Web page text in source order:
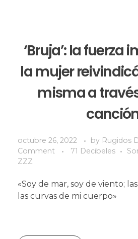
‘Bruja’: la fuerza
la mujer
misma a
octubre 26, 2022 by Rugidos
Comment
71 Decibeles
ZZZ
«Soy de mar, soy de viento;
las curvas de mi cuerpo»